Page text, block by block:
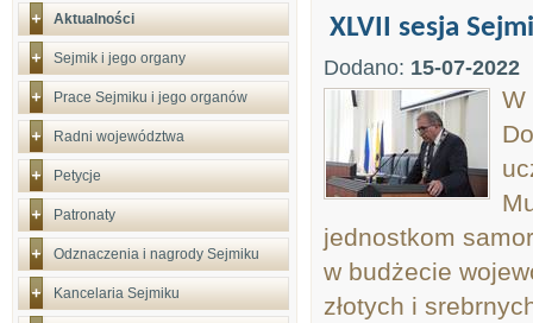
Aktualności
Sejmik i jego organy
Prace Sejmiku i jego organów
Radni województwa
Petycje
Patronaty
Odznaczenia i nagrody Sejmiku
Kancelaria Sejmiku
XLVII sesja
Dodano: 15-07-2022
W
jednostkom
w budżecie
złotych i